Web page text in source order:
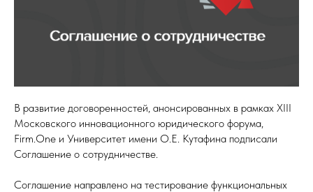
В развитие договоренностей, анонсированных в рамках XIII
Московского инновационного юридического форума,
Firm.One и Университет имени О.Е. Кутафина подписали
Соглашение о сотрудничестве.
Соглашение направлено на тестирование функциональных